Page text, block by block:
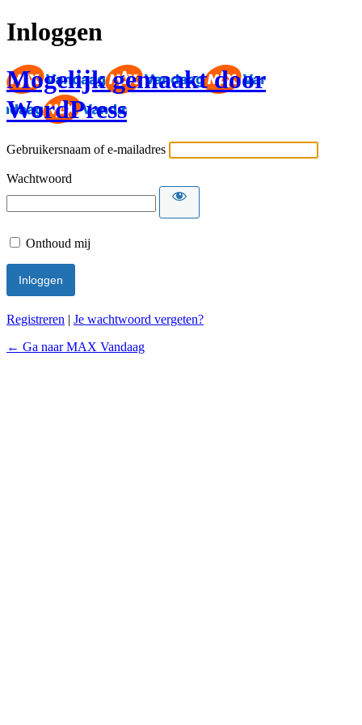
Inloggen
Mogelijk gemaakt door
WordPress
Gebruikersnaam of e-mailadres
Wachtwoord
Onthoud mij
Registreren | Je wachtwoord vergeten?
← Ga naar MAX Vandaag